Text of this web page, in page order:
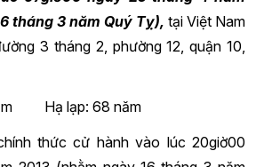
tháng 3 năm Quý Tỵ), tại Việt Nam
3 tháng 2, phường 12, quận 10,
Hạ lạp: 68 năm
thức cử hành vào lúc 20giờ00